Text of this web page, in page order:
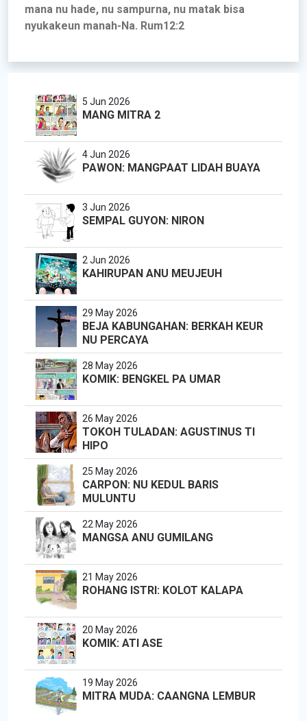
mana nu hade, nu sampurna, nu matak bisa
nyukakeun manah-Na. Rum12:2
5 Jun 2026
MANG MITRA 2
4 Jun 2026
PAWON: MANGPAAT LIDAH BUAYA
3 Jun 2026
SEMPAL GUYON: NIRON
2 Jun 2026
KAHIRUPAN ANU MEUJEUH
29 May 2026
BEJA KABUNGAHAN: BERKAH KEUR
NU PERCAYA
28 May 2026
KOMIK: BENGKEL PA UMAR
26 May 2026
TOKOH TULADAN: AGUSTINUS TI
HIPO
25 May 2026
CARPON: NU KEDUL BARIS
MULUNTU
22 May 2026
MANGSA ANU GUMILANG
21 May 2026
ROHANG ISTRI: KOLOT KALAPA
20 May 2026
KOMIK: ATI ASE
19 May 2026
MITRA MUDA: CAANGNA LEMBUR